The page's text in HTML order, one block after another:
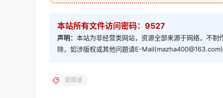
本站所有文件访问密码：9527
声明： 本站为非经营类网站，资源全部来源于网络，不
除，如涉版权或其他问题请E-
吴晓波